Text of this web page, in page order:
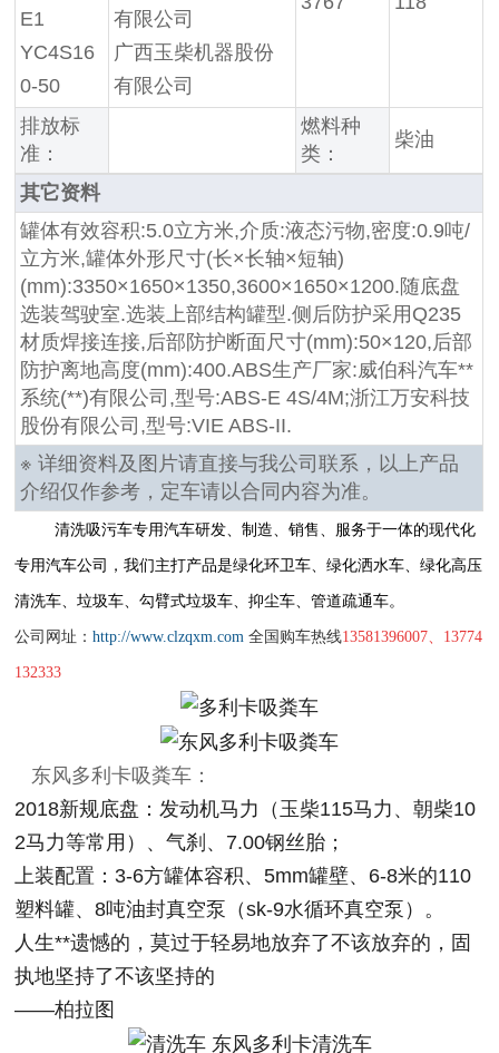
E1
YC4S16
0-50
有限公司
广西玉柴机器股份
有限公司
排放标
准：
燃料种
类：
柴油
其它资料
罐体有效容积:5.0立方米,介质:液态污物,密度:0.9吨/
立方米,罐体外形尺寸(长×长轴×短轴)
(mm):3350×1650×1350,3600×1650×1200.随底盘
选装驾驶室.选装上部结构罐型.侧后防护采用Q235
材质焊接连接,后部防护断面尺寸(mm):50×120,后部
防护离地高度(mm):400.ABS生产厂家:威伯科汽车**
系统(**)有限公司,型号:ABS-E 4S/4M;浙江万安科技
股份有限公司,型号:VIE ABS-II.
※ 详细资料及图片请直接与我公司联系，以上产品
介绍仅作参考，定车请以合同内容为准。
清洗吸污车专用汽车研发、制造、销售、服务于一体的现代化
专用汽车公司，我们主打产品是绿化环卫车、绿化洒水车 、绿化高压
清洗车 、垃圾车 、勾臂式垃圾车 、抑尘车 、管道疏通车。
公司网址：http://www.clzqxm.com 全国购车热线13581396007、13774
132333
东风多利卡吸粪车：
2018新规底盘：发动机马力（玉柴115马力、朝柴10
2马力等常用）、气刹、7.00钢丝胎；
上装配置：3-6方罐体容积、5mm罐壁、6-8米的110
塑料罐、8吨油封真空泵（sk-9水循环真空泵）。
人生**遗憾的，莫过于轻易地放弃了不该放弃的，固
执地坚持了不该坚持的
——柏拉图